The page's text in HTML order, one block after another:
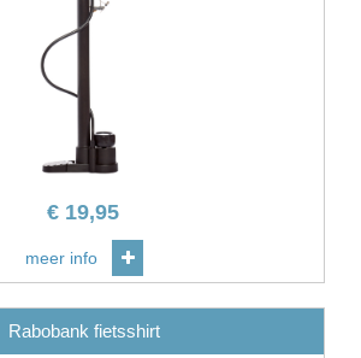
€ 19,95
meer info
Rabobank fietsshirt